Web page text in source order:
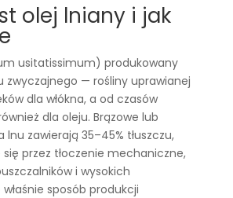
olej lniany i jak
usitatissimum) produkowany
zwyczajnego — rośliny uprawianej
dla włókna, a od czasów
dla oleju. Brązowe lub
lnu zawierają 35–45% tłuszczu,
przez tłoczenie mechaniczne,
i wysokich
sposób produkcji